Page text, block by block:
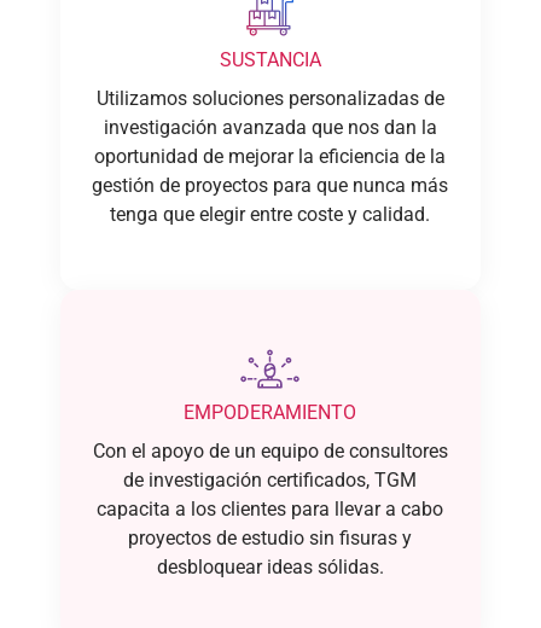
SUSTANCIA
Utilizamos soluciones personalizadas de
investigación avanzada que nos dan la
oportunidad de mejorar la eficiencia de la
gestión de proyectos para que nunca más
tenga que elegir entre coste y calidad.
EMPODERAMIENTO
Con el apoyo de un equipo de consultores
de investigación certificados, TGM
capacita a los clientes para llevar a cabo
proyectos de estudio sin fisuras y
desbloquear ideas sólidas.